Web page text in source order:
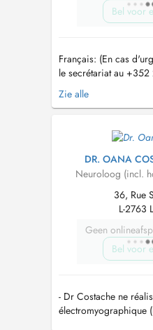
Bel voor
Français: (En cas
le secrétariat au
112 sans délai).
neurologie, avec une
(SEP) et épilepsie.
l'Hôpital Kirchberg
Zie alle
DR. OANA
Neuroloog (incl.
36, Rue
L-2763
Geen
Bel voor
- Dr Costache ne
électromyographique